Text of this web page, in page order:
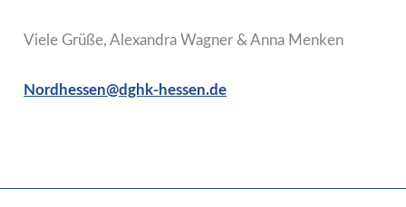
Viele Grüße, Alexandra Wagner & Anna Menken
Nordhessen@dghk-hessen.de